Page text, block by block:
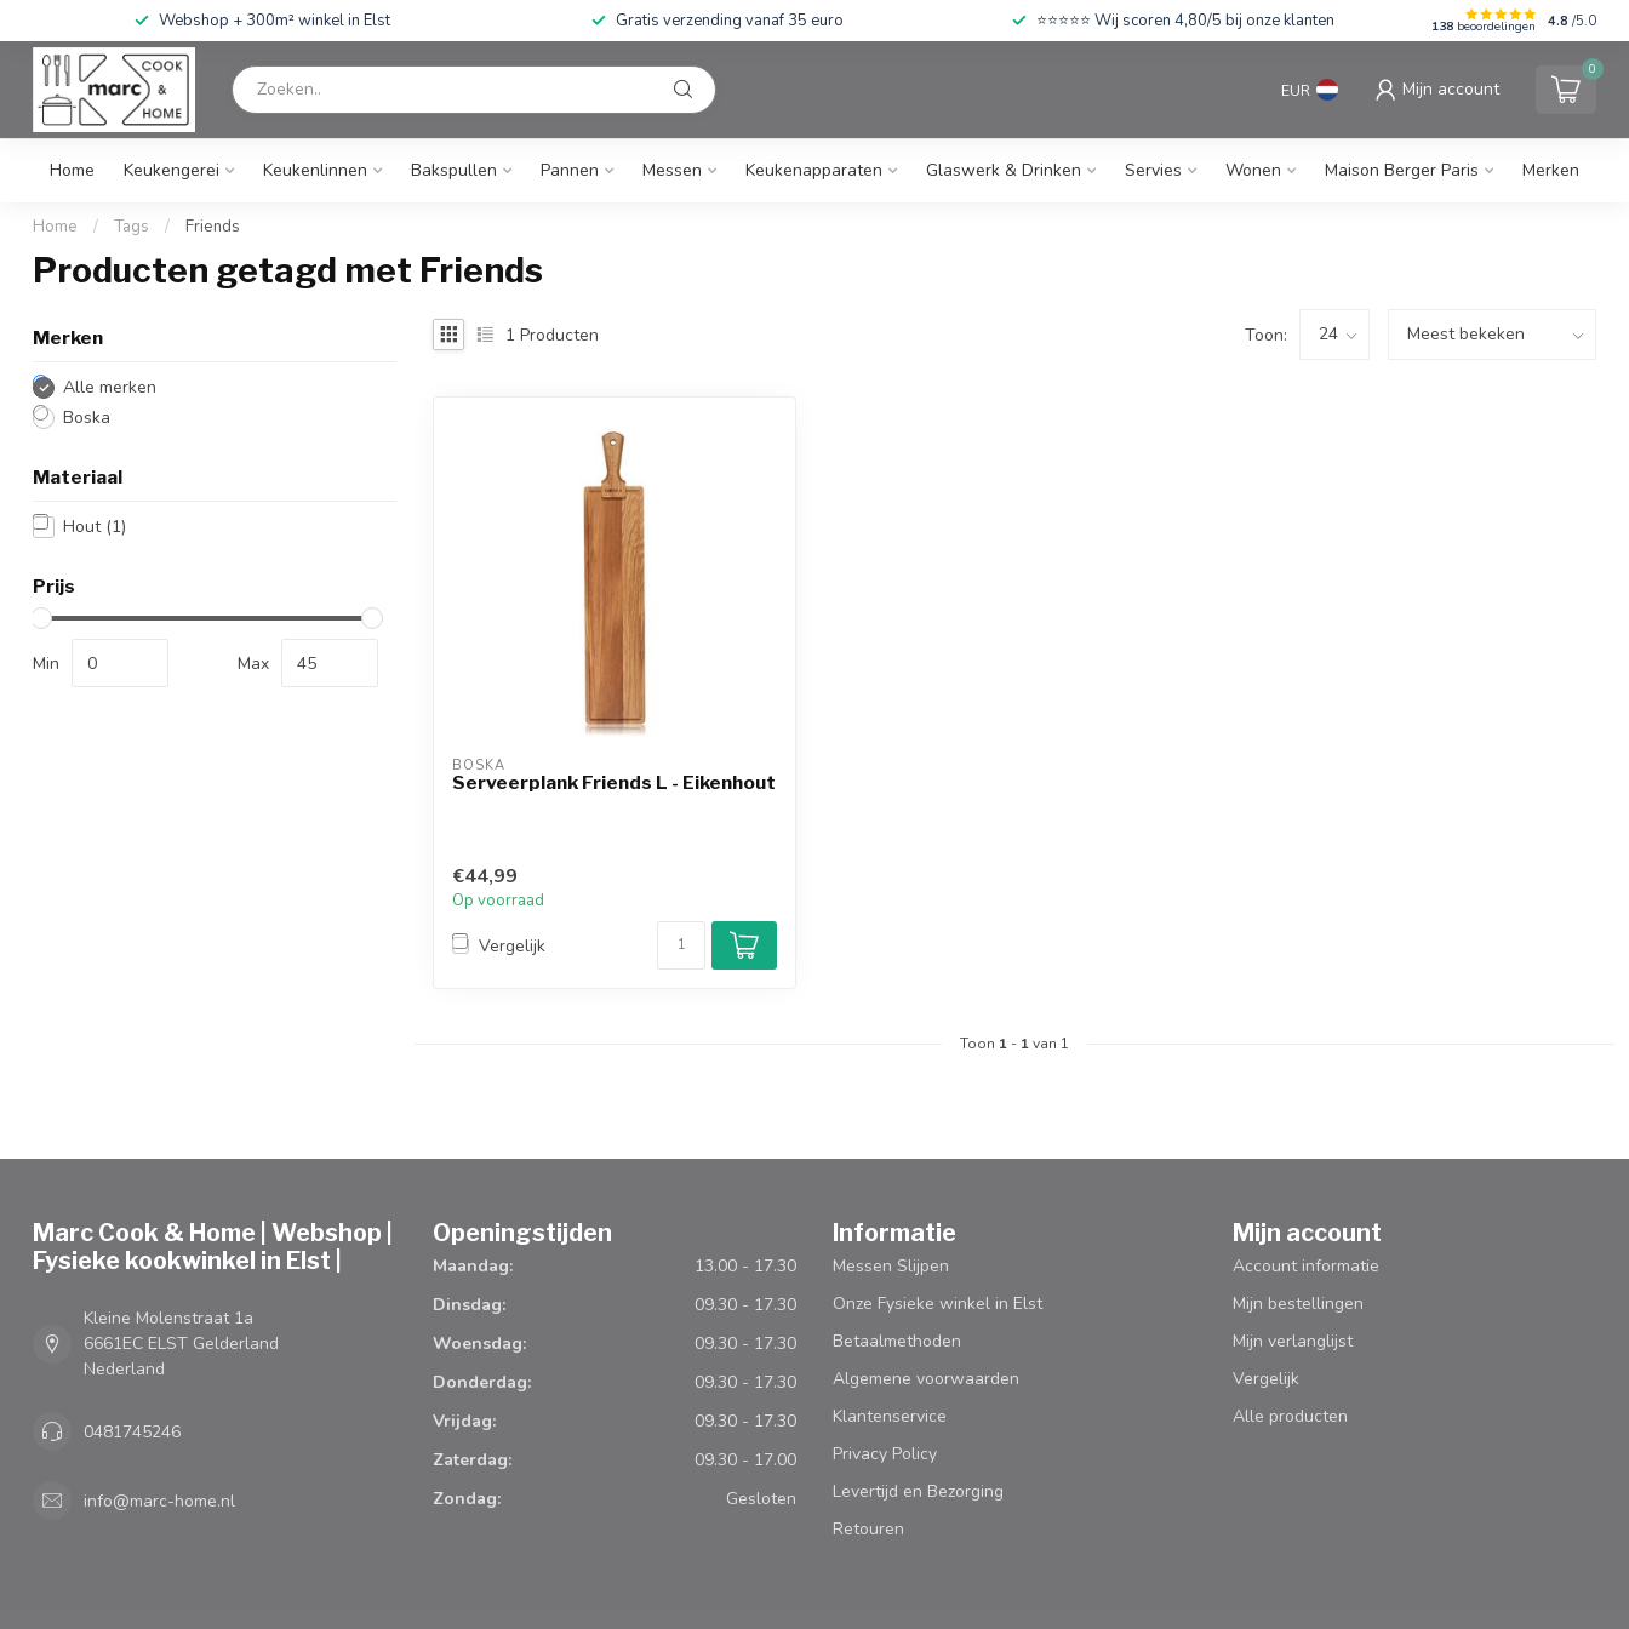
Webshop + 300m² winkel in Elst Gratis verzending vanaf 35 euro ⭐⭐⭐⭐⭐ Wij scoren 4,80/5 bij onze klanten 138 beoordelingen 4.8 /5.0
EUR Mijn account
0
Home Keukengerei Keukenlinnen Bakspullen Pannen Messen Keukenapparaten Glaswerk & Drinken Servies Wonen Maison Berger Paris Merken
Home / Tags / Friends
Producten getagd met Friends
Merken
Alle merken
Boska
Materiaal
Hout (1)
Prijs
Min Max
1 Producten Toon:
BOSKA
Serveerplank Friends L - Eikenhout
€44,99
Op voorraad
Vergelijk
Toon 1 - 1van 1
Marc Cook & Home | Webshop |
Fysieke kookwinkel in Elst |
Kleine Molenstraat 1a
6661EC ELST Gelderland
Nederland
0481745246
info@marc-home.nl
Openingstijden
Maandag:
13.00 - 17.30
Dinsdag:
09.30 - 17.30
Woensdag:
09.30 - 17.30
Donderdag:
09.30 - 17.30
Vrijdag:
09.30 - 17.30
Zaterdag:
09.30 - 17.00
Zondag:
Gesloten
Informatie
Messen Slijpen
Onze Fysieke winkel in Elst
Betaalmethoden
Algemene voorwaarden
Klantenservice
Privacy Policy
Levertijd en Bezorging
Retouren
Mijn account
Account informatie
Mijn bestellingen
Mijn verlanglijst
Vergelijk
Alle producten